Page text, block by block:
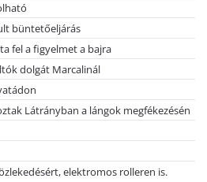
büntetőeljárás
fel a figyelmet a bajra
dolgát Marcalinál
Látrányban a lángok megfékezésén
elektromos rolleren is.